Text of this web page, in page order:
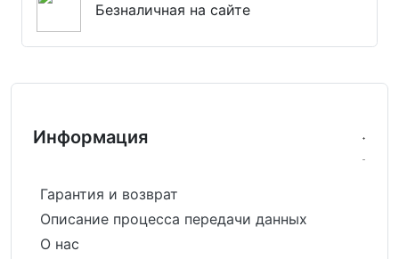
Безналичная на сайте
Информация
Гарантия и возврат
Описание процесса передачи данных
О нас